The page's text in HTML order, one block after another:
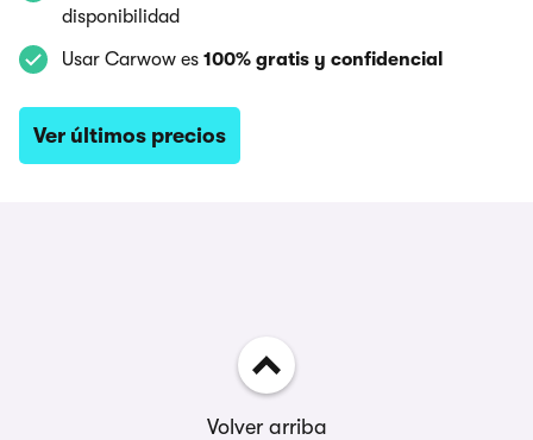
disponibilidad
Usar Carwow es 100% gratis y confidencial
Ver últimos precios
Volver arriba